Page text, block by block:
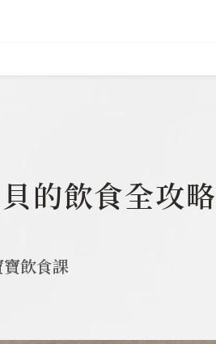
的飲食全攻略
飲食課